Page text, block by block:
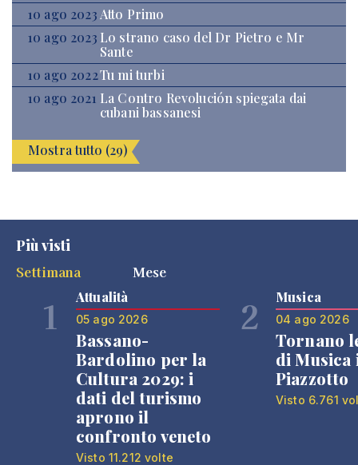
10 ago 2023 Atto Primo
10 ago 2023 Lo strano caso del Dr Pietro e Mr
Sante
10 ago 2022Tu mi turbi
10 ago 2021 La Contro Revolución spiegata dai
cubani bassanesi
Mostra tutto (29)
Più visti
Settimana
Mese
1 Attualità
05 ago 2026
Bassano-
Bardolino per la
Cultura 2029: i
dati del turismo
aprono il
confronto veneto
Visto 11.212 volte
2 Musica
04 ago 2026
Tornano
di Musica
Piazzotto
Visto 6.761